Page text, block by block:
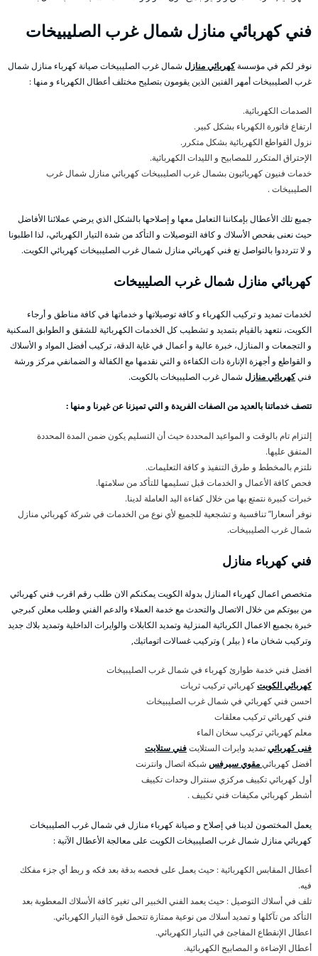
فني كهربائي منازل شمال غرب الصليبيخات
نوفر لكم في مؤسسةكهربائي منازل شمال غرب الصليبيخات صيانة كهرباء منازل شمال
غرب الصليبيخات أمهر الفنين الذين يقومون بتصليح مختلف أعطال الكهرباء و منها :
الصدمات الكهربائية.
ارتفاع فاتورة الكهرباء بشكل كبير.
نزول القواطع الكهربائية بشكل متكرر.
الإحتراق المتكرر للمصابيح و الليدات الكهربائية.
خدمات فنيون كهربائيون بشمال غرب الصليبيخات كهربائي منازل شمال غرب
الصليبيخات .
جميع تلك الأعطال بإمكاننا التعامل معها و إصلاحها بالشكل الذي يرضي عملائنا الأفاضل
حيث نعنى بفحص الأسلاك و كافة التوصيلات و التأكد من شدة التيار الكهربائي، لذا اطلبونا
و لا تترددوا بالتواصل نع فني كهربائي منازل شمال غرب الصليبيخات كهربائي الكويت.
كهربائي منازل شمال غرب الصليبيخات
لخدمات تمديد و تركيب الكهرباء و كافة توصيلاتها و خدماتها في كافة مناطق و أرجاء
الكويت، نتعهد بالقيام بتمديد و تشطيب كل الخدمات الكهربائية للشقق و الطوابق السكنية
و التجمعات و المنازل، خبرة عالية و أعمال في غاية الدقة، تركيب أفضل المواد و الأسلاك
و القواطع و أجهزة الإنارة ذات الكفاءة و التي نقدمها مع الكفالة و الضمانفي مركز ورشة
فنيكهربائي منازل شمال غرب الصليبيخات بالكويت.
تتصف خدماتنا بالعديد من الصفات الفريدة و التي تميزنا عن غيرنا و منها :
إلتزام تام بالوقت و المواعيد المحددة حيث أن التسليم يكون ضمن المدة المحددة
المتفق عليها.
نلتزم بالمخطط و طرق التنفيذ و كافة التعليمات.
فحص كافة الأعمال و الخدمات قبل تسليمها للتأكد من سلامتها.
خبرات كبيرة نتمتع بها من خلال كفاءة اليد العاملة لدينا.
نوفر أسعارا” تنافسية و تشجعية للجميع لأي نوع من الخدمات في شركة كهربائي منازل
شمال غرب الصليبيخات.
فني كهرباء منازل
متخصص اعمال كهرباء المنازل بدولة الكويت يمكنكم الان طلب رقم اقرب فني كهربائي
من بيوتكم من خلال الاتصال والتحدث مع خدمة العملاء والدعم الفني وطلب معلن كبرجي
خبرة بجميع الاعمال الكربائية المنزلية وتمديد الكابلات والوايرات الداخلية وتمديد بلاك جديد
وتركيب شخان ماء ( بيلر ) وتركيب غسالات اتوماتيك,
افضل فني خدمة طوارئ كهرباء في شمال غرب الصليبيخات
كهربائي الكويتكهربائي تركيب ثريات
احسن فني كهربائي في شمال غرب الصليبيخات
فني كهربائي تركيب معلقات
معلم كهربائي تركيب سخان الماء
فنى كهربائيتمديد وايرات الستلايتفني ستلايت
أفضل كهربائيمقوي سيرفس شبكة اتصال وانترنت
أول كهربائي تكييف مركزي سنترال وحدات تكييف
أشطر كهربائي مكيفات فني تكييف .
يعمل المختصون لدينا في إصلاح و صيانة كهرباء منازل في شمال غرب الصليبيخات
كهربائي منازل شمال غرب الصليبيخات الكويت على معالجة الأعطال الآتية :
أعطال المقابس الكهربائية : حيث يعمل على فحصه بدقة بعد فكه و ربط أي جزء مفكك
فيه.
تلف في أسلاك التوصيل : حيث يعمد الفني الخبير الى تغير كافة الأسلاك المعطوبة بعد
التأكد من تآكلها و تمديد أسلاك من نوعية ممتازة تتحمل قوة التيار الكهربائي.
اعطال الإنقطاع المفاجئ في التيار الكهربائي.
أعطال الإضاءة و المصابيح الكهربائية.